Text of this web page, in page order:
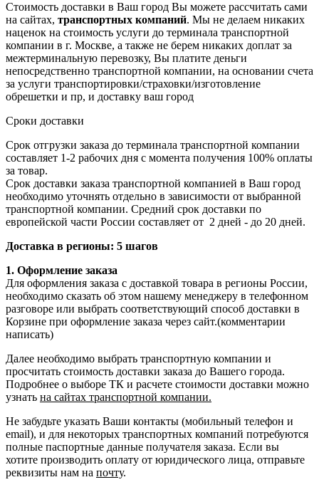
Стоимость доставки в Ваш город Вы можете рассчитать сами
на сайтах, транспортных компаний. Мы не делаем никаких
наценок на стоимость услуги до терминала транспортной
компании в г. Москве, а также не берем никаких доплат за
межтерминальную перевозку, Вы платите деньги
непосредственно транспортной компании, на основании счета
за услуги транспортировки/страховки/изготовление
обрешетки и пр, и доставку ваш город
Сроки доставки
Срок отгрузки заказа до терминала транспортной компании
составляет 1-2 рабочих дня с момента получения 100% оплаты
за товар.
Срок доставки заказа транспортной компанией в Ваш город
необходимо уточнять отдельно в зависимости от выбранной
транспортной компании. Средний срок доставки по
европейской части России составляет от 2 дней - до 20 дней.
Доставка в регионы: 5 шагов
1. Оформление заказа
Для оформления заказа с доставкой товара в регионы России,
необходимо сказать об этом нашему менеджеру в телефонном
разговоре или выбрать соответствующий способ доставки в
Корзине при оформление заказа через сайт.(комментарии
написать)
Далее необходимо выбрать транспортную компании и
просчитать стоимость доставки заказа до Вашего города.
Подробнее о выборе ТК и расчете стоимости доставки можно
узнать на сайтах транспортной компании.
Не забудьте указать Ваши контакты (мобильный телефон и
email), и для некоторых транспортных компаний потребуются
полные паспортные данные получателя заказа. Если вы
хотите производить оплату от юридического лица, отправьте
реквизиты нам на почту.